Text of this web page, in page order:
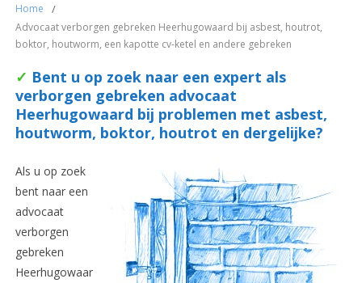
Home /
Advocaat verborgen gebreken Heerhugowaard bij asbest, houtrot,
boktor, houtworm, een kapotte cv-ketel en andere gebreken
✓ Bent u op zoek naar een expert als
verborgen gebreken advocaat
Heerhugowaard bij problemen met asbest,
houtworm, boktor, houtrot en dergelijke?
Als u op zoek
bent naar een
advocaat
verborgen
gebreken
Heerhugowaar